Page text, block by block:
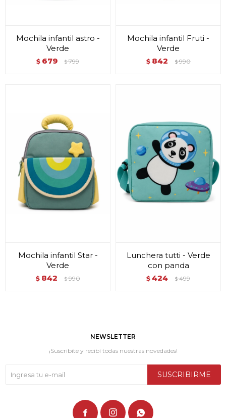
Mochila infantil astro -
Verde
$ 679 $ 799
Mochila infantil Fruti -
Verde
$ 842 $ 990
Mochila infantil Star -
Verde
$ 842 $ 990
Lunchera tutti - Verde
con panda
$ 424 $ 499
NEWSLETTER
¡Suscribite y recibí todas nuestras novedades!
SUSCRIBIRME
  